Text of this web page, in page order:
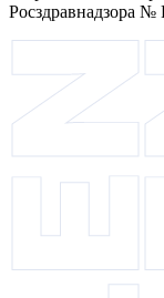
Росздравнадзора №